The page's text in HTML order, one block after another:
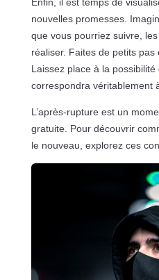
nouvelles promesses.
que vous pourriez suivre,
réaliser. Faites de petits pas
Laissez place à la
correspondra véritablement
L’après-rupture est un
gratuite. Pour découvrir
le nouveau, explorez ces